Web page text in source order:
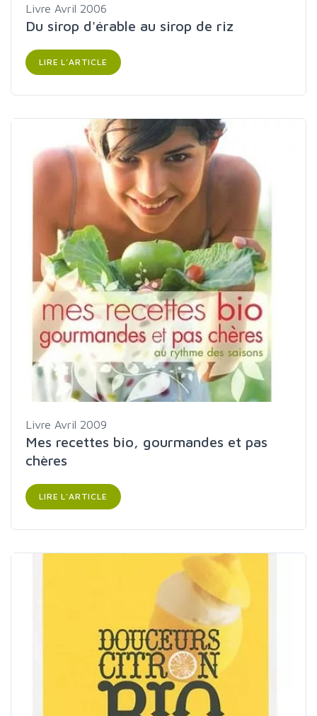
Livre Avril 2006
Du sirop d'érable au sirop de riz
LIRE L'ARTICLE
Livre Avril 2009
Mes recettes bio, gourmandes et pas
chères
LIRE L'ARTICLE